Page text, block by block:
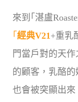
來到｢湛盧
｢ 經典V21 +重乳
門當戶對的天
的顧客，乳酪
也會被突顯出來